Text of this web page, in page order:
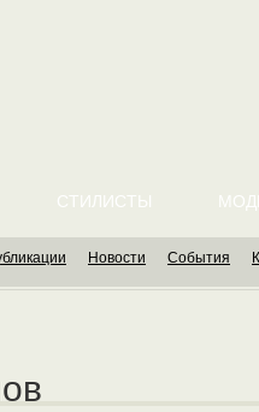
СТИЛИСТЫ
Новости События